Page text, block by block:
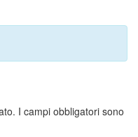
I campi obbligatori sono